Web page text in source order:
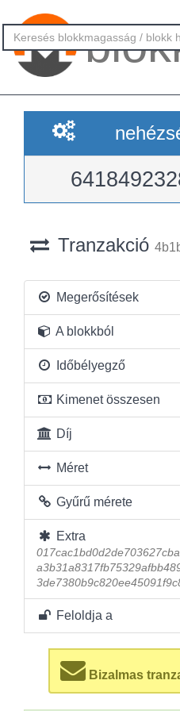
Tranzakció
Megerősítések
A blokkból
Időbélyegző
Kimenet összesen
Díj
Méret
Gyűrű mérete
Extra
Feloldja a
Bizalmas